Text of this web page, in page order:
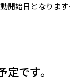
開始日となりま
です。